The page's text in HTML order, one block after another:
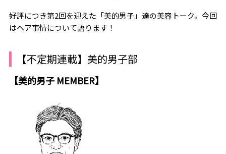
好評につき第2回を迎えた「美的男子」達の美容トーク。今回
はヘア事情について語ります！
【不定期連載】美的男子部
【美的男子 MEMBER】